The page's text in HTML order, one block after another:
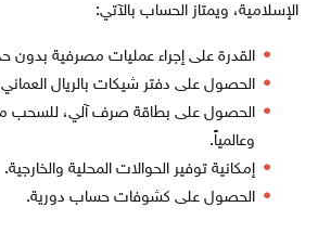
الإسلامية، ويمتاز الحساب بالآتي:
القدرة على إجراء عمليات مصرفية بدون
الحصول على دفتر شيكات بالريال
الحصول على بطاقة صرف آلي، للسحب
وعالمياً.
إمكانية توفير الحوالات المحلية والخارجية.
الحصول على كشوفات حساب دورية.